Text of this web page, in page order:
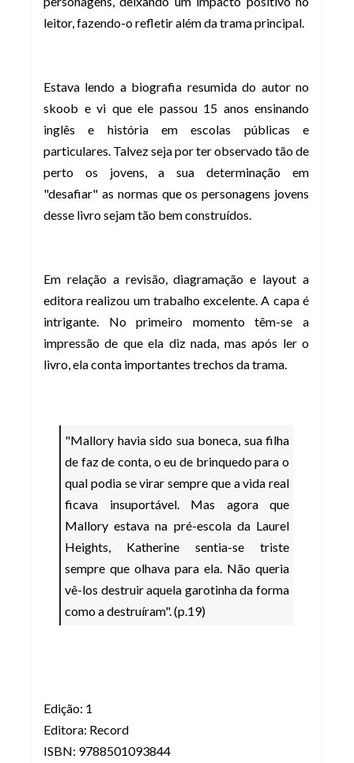
leitor, fazendo-o refletir além da trama principal.
Estava lendo a biografia resumida do autor no
skoob e vi que ele passou 15 anos ensinando
inglês e história em escolas públicas e
particulares. Talvez seja por ter observado tão de
perto os jovens, a sua determinação em
"desafiar" as normas que os personagens jovens
desse livro sejam tão bem construídos.
Em relação a revisão, diagramação e layout a
editora realizou um trabalho excelente. A capa é
intrigante. No primeiro momento têm-se a
impressão de que ela diz nada, mas após ler o
livro, ela conta importantes trechos da trama.
"Mallory havia sido sua boneca, sua filha
de faz de conta, o eu de brinquedo para o
qual podia se virar sempre que a vida real
ficava insuportável. Mas agora que
Mallory estava na pré-escola da Laurel
Heights, Katherine sentia-se triste
sempre que olhava para ela. Não queria
vê-los destruir aquela garotinha da forma
como a destruíram". (p.19)
Edição: 1
Editora: Record
ISBN: 9788501093844